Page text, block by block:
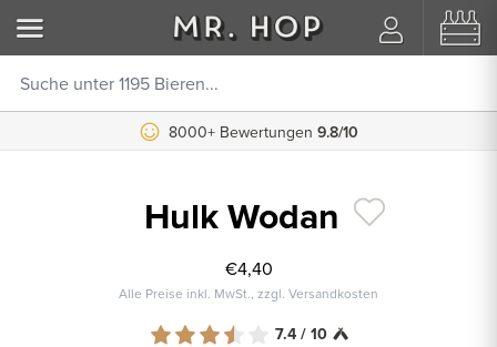
8000+ Bewertungen 9.8/10
Hulk Wodan
€4,40
Alle Preise inkl. MwSt., zzgl. Versandkosten
7.4 / 10